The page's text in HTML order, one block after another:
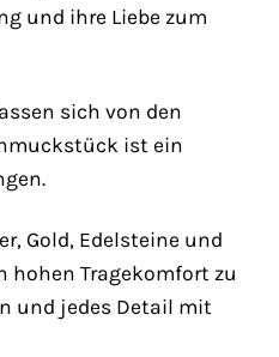
und ihre Liebe zum
sich von den
ist ein
Gold, Edelsteine und
hohen Tragekomfort zu
und jedes Detail mit